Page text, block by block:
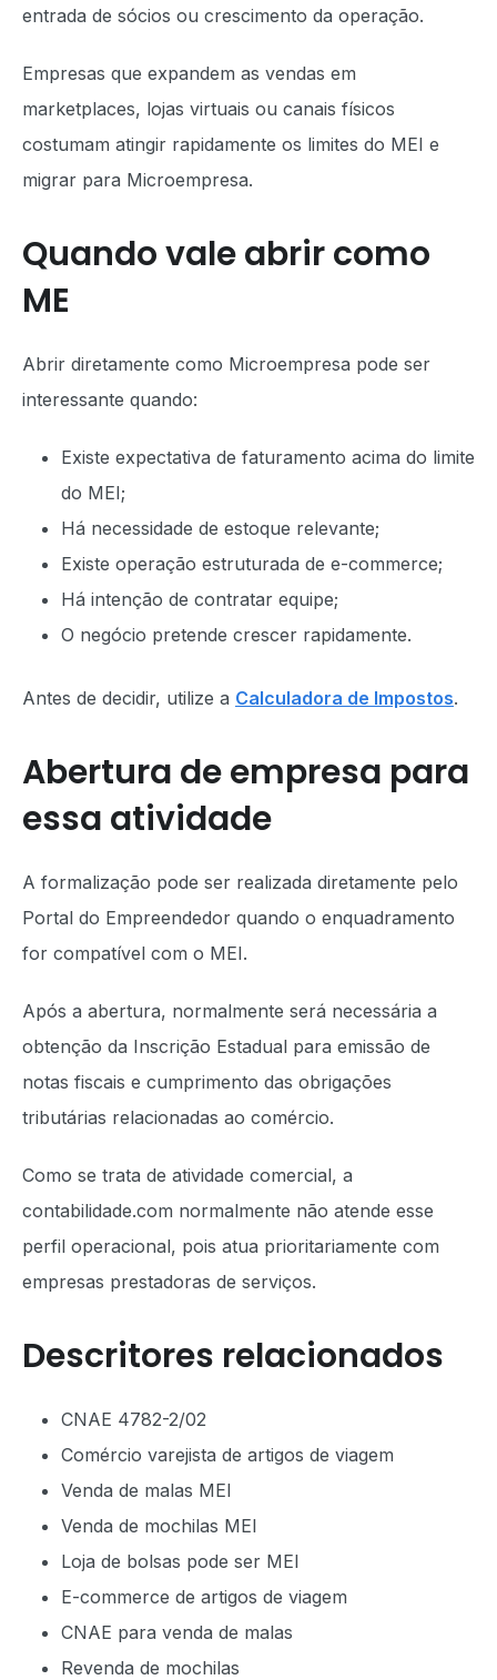
entrada de sócios ou crescimento da operação.
Empresas que expandem as vendas em
marketplaces, lojas virtuais ou canais físicos
costumam atingir rapidamente os limites do MEI e
migrar para Microempresa.
Quando vale abrir como
ME
Abrir diretamente como Microempresa pode ser
interessante quando:
Existe expectativa de faturamento acima do limite
do MEI;
Há necessidade de estoque relevante;
Existe operação estruturada de e-commerce;
Há intenção de contratar equipe;
O negócio pretende crescer rapidamente.
Antes de decidir, utilize a Calculadora de Impostos.
Abertura de empresa para
essa atividade
A formalização pode ser realizada diretamente pelo
Portal do Empreendedor quando o enquadramento
for compatível com o MEI.
Após a abertura, normalmente será necessária a
obtenção da Inscrição Estadual para emissão de
notas fiscais e cumprimento das obrigações
tributárias relacionadas ao comércio.
Como se trata de atividade comercial, a
contabilidade.com normalmente não atende esse
perfil operacional, pois atua prioritariamente com
empresas prestadoras de serviços.
Descritores relacionados
CNAE 4782-2/02
Comércio varejista de artigos de viagem
Venda de malas MEI
Venda de mochilas MEI
Loja de bolsas pode ser MEI
E-commerce de artigos de viagem
CNAE para venda de malas
Revenda de mochilas